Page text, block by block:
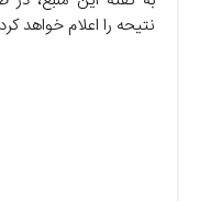
نتیحه را اعلام خواهد